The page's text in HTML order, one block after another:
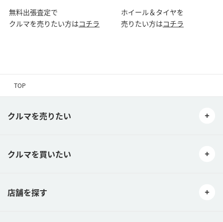
無料出張査定で
クルマを売りたい方はコチラ
ホイール＆タイヤを
売りたい方はコチラ
TOP
クルマを売りたい
クルマを買いたい
店舗を探す